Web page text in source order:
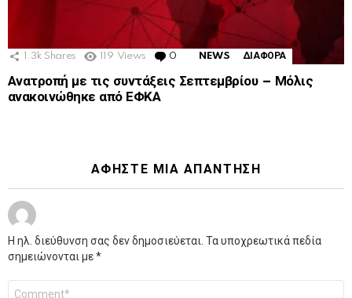
1.3k Shares 119 Views 0 Comments
NEWS ΔΙΑΦΟΡΑ
Ανατροπή με τις συντάξεις Σεπτεμβρίου – Μόλις
ανακοινώθηκε από ΕΦΚΑ
ΑΦΉΣΤΕ ΜΙΑ ΑΠΆΝΤΗΣΗ
Η ηλ. διεύθυνση σας δεν δημοσιεύεται. Τα υποχρεωτικά πεδία
σημειώνονται με*